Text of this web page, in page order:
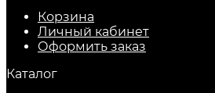
Корзина
Личный кабинет
Оформить заказ
Каталог